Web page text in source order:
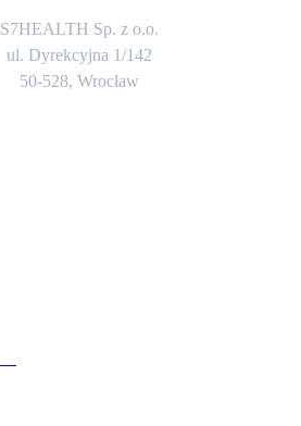
S7HEALTH Sp. z o.o.
ul. Dyrekcyjna 1/142
50-528, Wrocław